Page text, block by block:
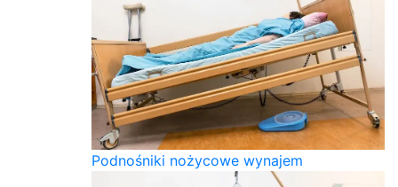
Podnośniki nożycowe wynajem